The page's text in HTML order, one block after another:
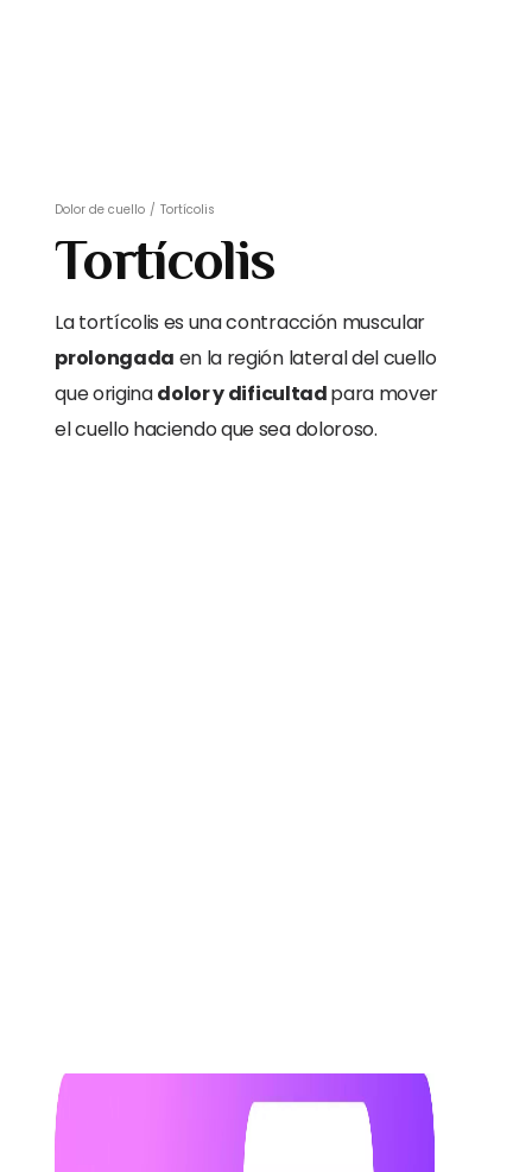
Dolor de cuello / Tortícolis
Tortícolis
La tortícolis es una contracción muscular
prolongada en la región lateral del cuello
que originadolor y dificultadpara mover
el cuello haciendo que sea doloroso.